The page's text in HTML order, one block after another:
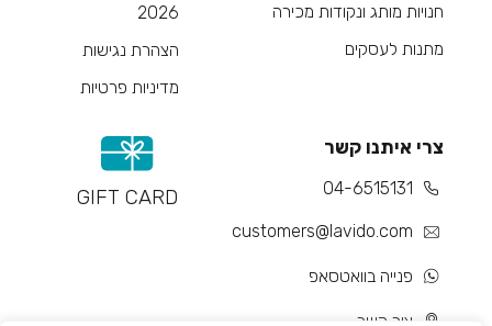
חנויות מותג ונקודות מכירה
מתנות לעסקים
2026
הצהרת נגישות
מדיניות פרטיות
צרי איתנו קשר
04-6515131
customers@lavido.com
פנייה בוואטסאפ
צור קשר
GIFT CARD